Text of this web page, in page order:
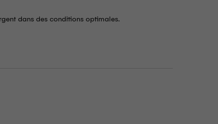
dans des conditions optimales.